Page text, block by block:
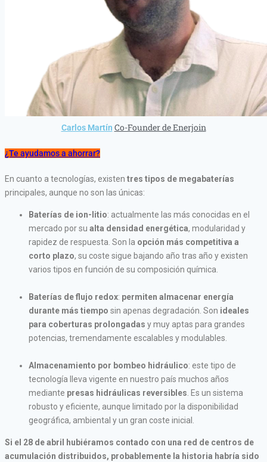
Carlos Martín Co-Founder de Enerjoin
¿Te ayudamos a ahorrar?
En cuanto a tecnologías, existen tres tipos de megabaterías
principales, aunque no son las únicas:
Baterías de ion-litio: actualmente las más conocidas en el
mercado por su alta densidad energética, modularidad y
rapidez de respuesta. Son la opción más competitiva a
corto plazo, su coste sigue bajando año tras año y existen
varios tipos en función de su composición química.
Baterías de flujo redox: permiten almacenar energía
durante más tiempo sin apenas degradación. Son ideales
para coberturas prolongadas y muy aptas para grandes
potencias, tremendamente escalables y modulables.
Almacenamiento por bombeo hidráulico: este tipo de
tecnología lleva vigente en nuestro país muchos años
mediante presas hidráulicas reversibles . Es un sistema
robusto y eficiente, aunque limitado por la disponibilidad
geográfica, ambiental y un gran coste inicial.
Si el 28 de abril hubiéramos contado con una red de centros de
acumulación distribuidos, probablemente la historia habría sido